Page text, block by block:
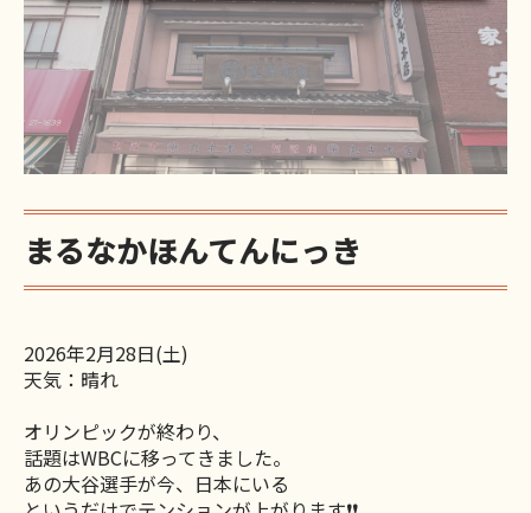
まるなかほんてんにっき
2026年2月28日(土)
天気：晴れ
オリンピックが終わり、
話題はWBCに移ってきました。
あの大谷選手が今、日本にいる